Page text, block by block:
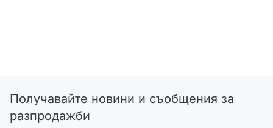
Получавайте новини и съобщения за
разпродажби